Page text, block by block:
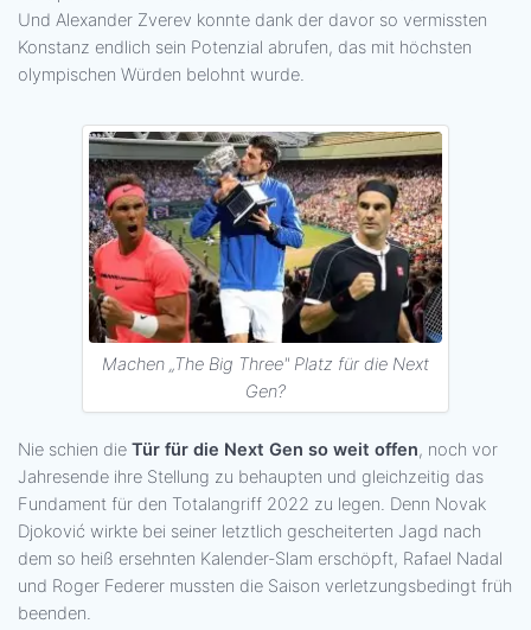
Und Alexander Zverev konnte dank der davor so vermissten
Konstanz endlich sein Potenzial abrufen, das mit höchsten
olympischen Würden belohnt wurde.
Machen „The Big Three" Platz für die Next
Gen?
Nie schien die Tür für die Next Gen so weit offen, noch vor
Jahresende ihre Stellung zu behaupten und gleichzeitig das
Fundament für den Totalangriff 2022 zu legen. Denn Novak
Djoković wirkte bei seiner letztlich gescheiterten Jagd nach
dem so heiß ersehnten Kalender-Slam erschöpft, Rafael Nadal
und Roger Federer mussten die Saison verletzungsbedingt früh
beenden.